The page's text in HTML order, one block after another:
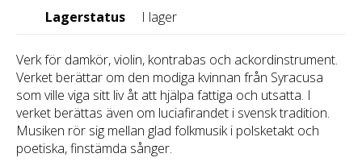
Lagerstatus I lager
Verk för damkör, violin, kontrabas och ackordinstrument.
Verket berättar om den modiga kvinnan från Syracusa
som ville viga sitt liv åt att hjälpa fattiga och utsatta. I
verket berättas även om luciafirandet i svensk tradition.
Musiken rör sig mellan glad folkmusik i polsketakt och
poetiska, finstämda sånger.